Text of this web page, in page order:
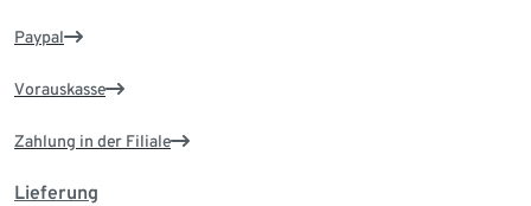
Paypal
Vorauskasse
Zahlung in der Filiale
Lieferung